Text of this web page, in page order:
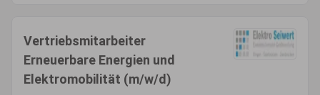
Vertriebsmitarbeiter
Erneuerbare Energien und
Elektromobilität (m/w/d)